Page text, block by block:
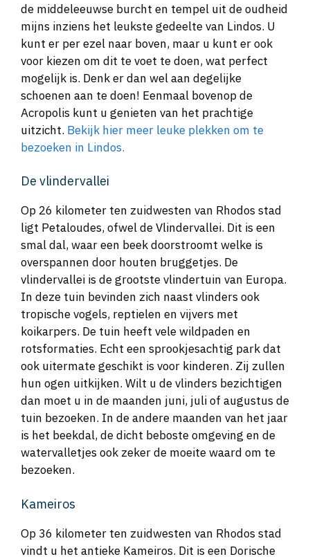
de middeleeuwse burcht en tempel uit de oudheid
mijns inziens het leukste gedeelte van Lindos. U
kunt er per ezel naar boven, maar u kunt er ook
voor kiezen om dit te voet te doen, wat perfect
mogelijk is. Denk er dan wel aan degelijke
schoenen aan te doen! Eenmaal bovenop de
Acropolis kunt u genieten van het prachtige
uitzicht. Bekijk hier meer leuke plekken om te
bezoeken in Lindos.
De vlindervallei
Op 26 kilometer ten zuidwesten van Rhodos stad
ligt Petaloudes, ofwel de Vlindervallei. Dit is een
smal dal, waar een beek doorstroomt welke is
overspannen door houten bruggetjes. De
vlindervallei is de grootste vlindertuin van Europa.
In deze tuin bevinden zich naast vlinders ook
tropische vogels, reptielen en vijvers met
koikarpers. De tuin heeft vele wildpaden en
rotsformaties. Echt een sprookjesachtig park dat
ook uitermate geschikt is voor kinderen. Zij zullen
hun ogen uitkijken. Wilt u de vlinders bezichtigen
dan moet u in de maanden juni, juli of augustus de
tuin bezoeken. In de andere maanden van het jaar
is het beekdal, de dicht beboste omgeving en de
watervalletjes ook zeker de moeite waard om te
bezoeken.
Kameiros
Op 36 kilometer ten zuidwesten van Rhodos stad
vindt u het antieke Kameiros. Dit is een Dorische